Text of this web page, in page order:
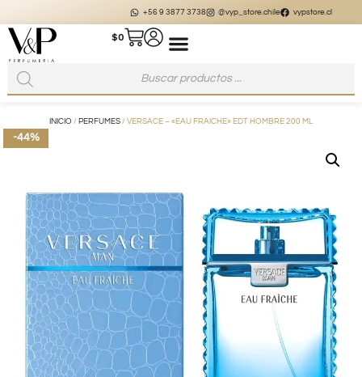
+56 9 3877 3738 @vyp_store.chile vypstore.cl
$0
INICIO / PERFUMES / VERSACE – «EAU FRAICHE» EDT HOMBRE 200 ML
-44%